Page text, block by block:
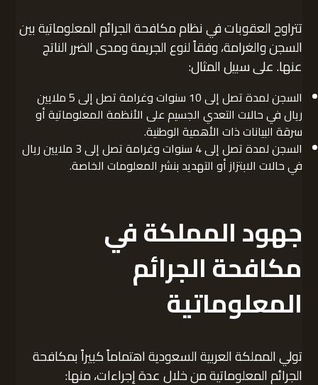
تتراوح العقوبات في نظام مكافحة الجرائم المعلوماتية بين
السجن والغرامة، وفقاً لنوع الجريمة ومدى الضرر الناتج
عنها. على سبيل المثال:
السجن لمدة تصل إلى 10 سنوات وغرامة تصل إلى 5 ملايين
ريال في حالات التعدي الجسيم على الأنظمة المعلوماتية أو
سرقة البيانات ذات الأهمية الوطنية.
السجن لمدة تصل إلى 4 سنوات وغرامة تصل إلى 3 ملايين ريال
في حالات الابتزاز أو التهديد بنشر المعلومات الخاصة.
جهود المملكة في
مكافحة الجرائم
المعلوماتية
تولي المملكة العربية السعودية اهتماماً كبيراً بمكافحة
الجرائم المعلوماتية من خلال عدة إجراءات، منها: